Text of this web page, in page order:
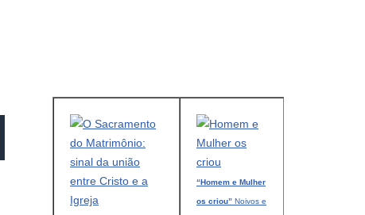
“Homem e Mulher
os criou” Noivos e